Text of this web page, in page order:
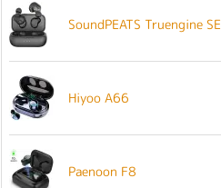
SoundPEATS Truengine SE
Hiyoo A66
Paenoon F8